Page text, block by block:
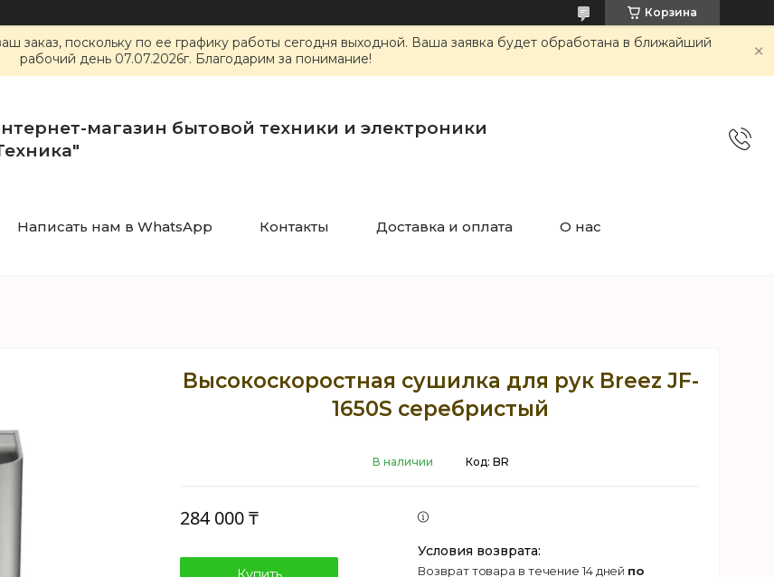
Корзина
заказ, поскольку по ее графику работы сегодня выходной. Ваша заявка будет обработана в ближайший
рабочий день 07.07.2026г. Благодарим за понимание!
магазин бытовой техники и электроники
Написать нам в WhatsApp Контакты Доставка и оплата О нас
Высокоскоростная сушилка для рук Breez JF-
1650S серебристый
В наличии Код: BR
284 000 ₸
возврат товара в течение 14 дней по